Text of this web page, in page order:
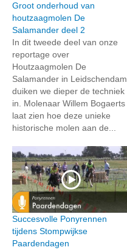
Groot onderhoud van
houtzaagmolen De
Salamander deel 2
In dit tweede deel van onze
reportage over
Houtzaagmolen De
Salamander in Leidschendam
duiken we dieper de techniek
in. Molenaar Willem Bogaerts
laat zien hoe deze unieke
historische molen aan de...
Succesvolle Ponyrennen
tijdens Stompwijkse
Paardendagen